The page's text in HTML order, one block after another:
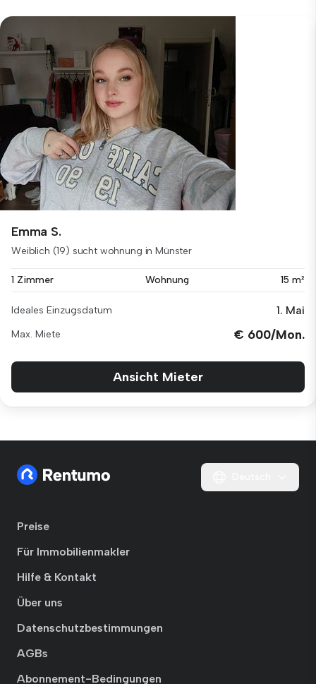
Emma S.
Weiblich (19) sucht wohnung in Münster
1 Zimmer Wohnung 15 m²
Ideales Einzugsdatum 1. Mai
Max. Miete € 600/Mon.
Ansicht Mieter
Preise
Für Immobilienmakler
Hilfe & Kontakt
Über uns
Datenschutzbestimmungen
AGBs
Abonnement-Bedingungen